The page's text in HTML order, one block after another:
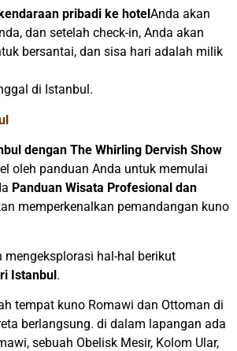
pribadi ke hotel Anda akan
dan setelah check-in, Anda akan
bersantai, dan sisa hari adalah milik
di Istanbul.
dengan The Whirling Dervish Show
oleh panduan Anda untuk memulai
Panduan Wisata Profesional dan
memperkenalkan pemandangan kuno
mengeksplorasi hal-hal berikut
Istanbul.
tempat kuno Romawi dan Ottoman di
berlangsung. di dalam lapangan ada
sebuah Obelisk Mesir, Kolom Ular,